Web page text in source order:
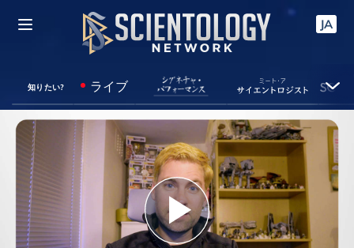
JA
知りたい? ライブ
Play